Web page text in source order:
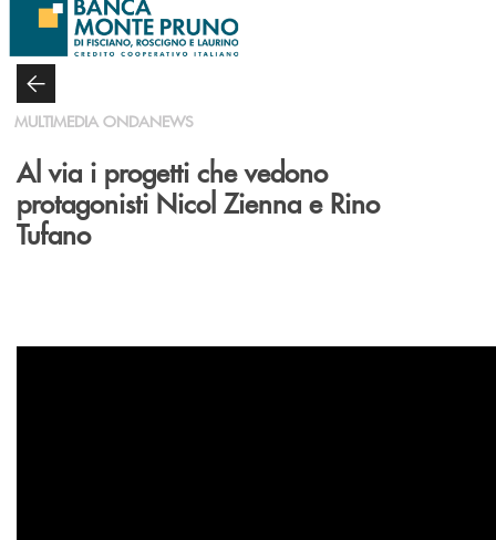
Salta al contenuto principale
MULTIMEDIA ONDANEWS
Al via i progetti che vedono
protagonisti Nicol Zienna e Rino
Tufano